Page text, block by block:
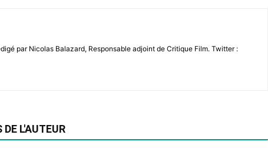
par Nicolas Balazard, Responsable adjoint de Critique Film. Twitter :
DE L'AUTEUR